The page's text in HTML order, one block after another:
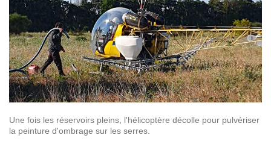
Une fois les réservoirs pleins, l'hélicoptère décolle pour pulvériser
la peinture d'ombrage sur les serres.